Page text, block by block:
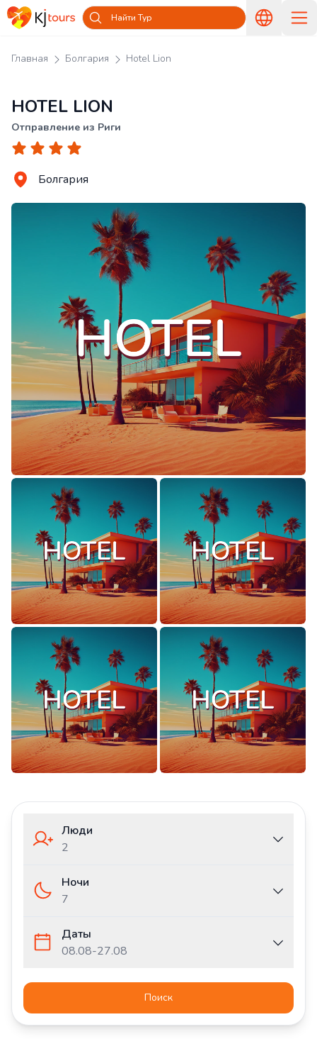
Найти Тур
Главная Болгария Hotel Lion
HOTEL LION
Отправление из Риги
Болгария
Люди
2
Ночи
7
Даты
08.08-27.08
Поиск